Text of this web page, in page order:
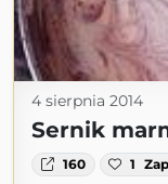
4 sierpnia 2014
Sernik
160 1